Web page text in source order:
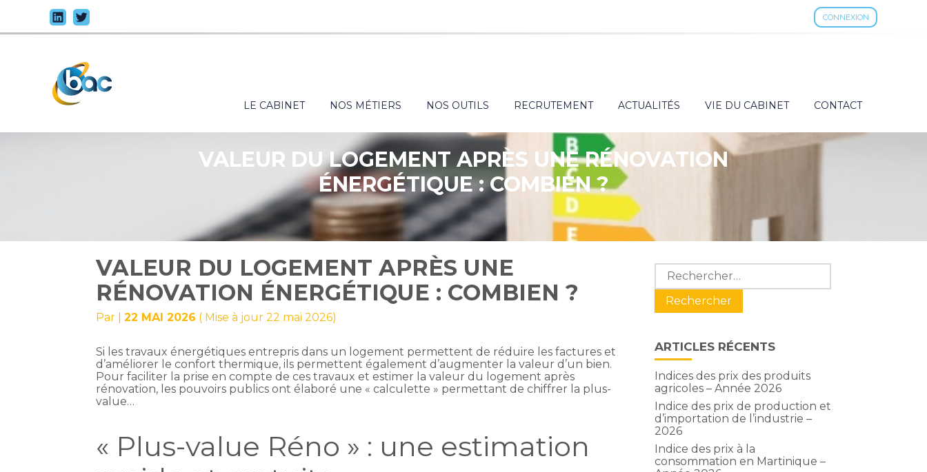
CONNEXION
au
Principal
LE CABINET NOS MÉTIERS NOS OUTILS RECRUTEMENT ACTUALITÉS VIE DU CABINET CONTACT
VALEUR DU LOGEMENT APRÈS UNE RÉNOVATION
ÉNERGÉTIQUE : COMBIEN ?
VALEUR DU LOGEMENT APRÈS UNE
RÉNOVATION ÉNERGÉTIQUE : COMBIEN ?
Par |22 MAI 2026 ( Mise à jour 22 mai 2026)
Si les travaux énergétiques entrepris dans un logement permettent de réduire les factures et
d’améliorer le confort thermique, ils permettent également d’augmenter la valeur d’un bien.
Pour faciliter la prise en compte de ces travaux et estimer la valeur du logement après
rénovation, les pouvoirs publics ont élaboré une « calculette » permettant de chiffrer la plus-
value…
« Plus-value Réno » : une estimation
Blog
sidebar
Rechercher :
ARTICLES RÉCENTS
Indices des prix des produits
agricoles – Année 2026
Indice des prix de production et
d’importation de l’industrie –
2026
Indice des prix à la
consommation en Martinique –